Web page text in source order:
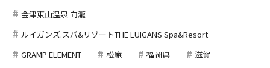
会津東山温泉 向瀧
ルイガンズ.スパ&リゾートTHE LUIGANS Spa&Resort
GRAMP ELEMENT
松庵 福岡県
滋賀